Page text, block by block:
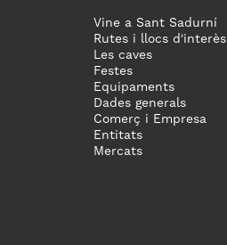
Vine a Sant Sadurní
Rutes i llocs d'interès
Les caves
Festes
Equipaments
Dades generals
Comerç i Empresa
Entitats
Mercats